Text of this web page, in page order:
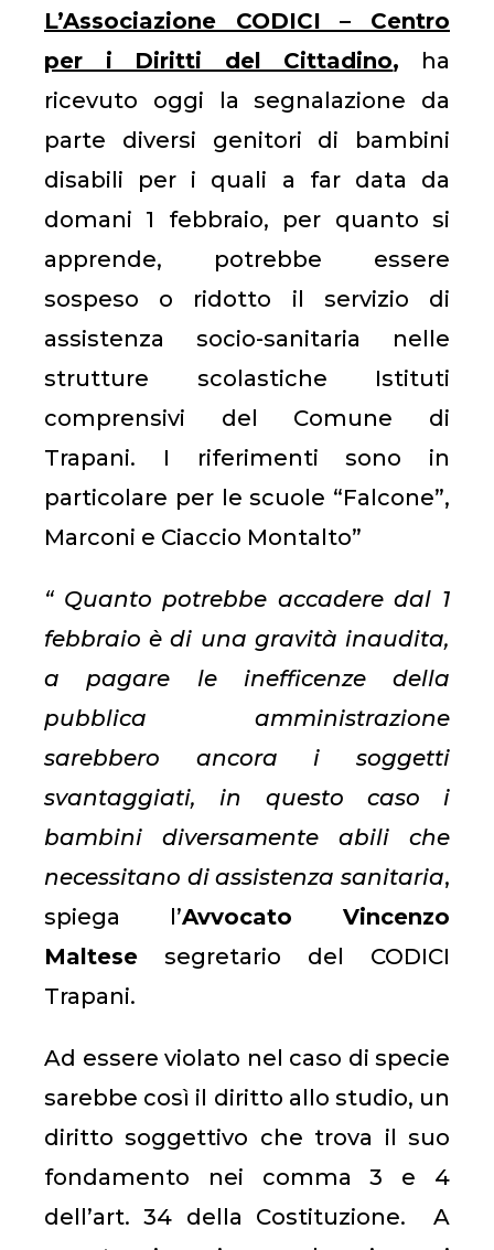
L’Associazione CODICI – Centro
per i Diritti del Cittadino, ha
ricevuto oggi la segnalazione da
parte diversi genitori di bambini
disabili per i quali a far data da
domani 1 febbraio, per quanto si
apprende, potrebbe essere
sospeso o ridotto il servizio di
assistenza socio-sanitaria nelle
strutture scolastiche Istituti
comprensivi del Comune di
Trapani. I riferimenti sono in
particolare per le scuole “Falcone”,
Marconi e Ciaccio Montalto”
“ Quanto potrebbe accadere dal 1
febbraio è di una gravità inaudita,
a pagare le inefficenze della
pubblica amministrazione
sarebbero ancora i soggetti
svantaggiati, in questo caso i
bambini diversamente abili
che
necessitano di assistenza sanitaria,
spiega l’Avvocato Vincenzo
Maltese segretario del CODICI
Trapani.
Ad essere violato nel caso di specie
sarebbe così il diritto allo studio, un
diritto soggettivo che trova il suo
fondamento nei comma 3 e 4
dell’art. 34 della Costituzione. A